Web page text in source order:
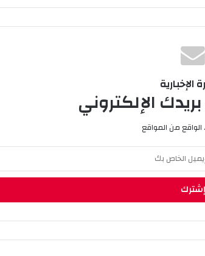
الإخبارية
الإلكتروني
الواقع من المواقع